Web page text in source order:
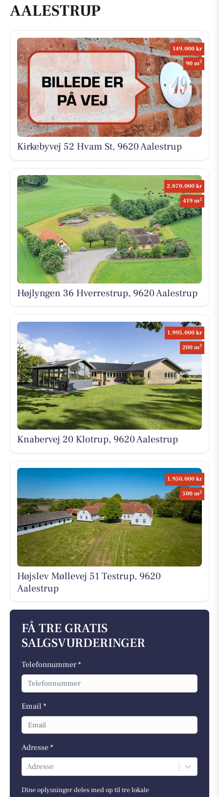
AALESTRUP
149.000 kr
90 m2
Kirkebyvej 52 Hvam St, 9620 Aalestrup
2.870.000 kr
419 m2
Højlyngen 36 Hverrestrup, 9620 Aalestrup
1.995.000 kr
200 m2
Knabervej 20 Klotrup, 9620 Aalestrup
1.950.000 kr
500 m2
Højslev Møllevej 51 Testrup, 9620
Aalestrup
FÅ TRE GRATIS
SALGSVURDERINGER
Telefonnummer *
Email *
Adresse *
Adresse
Dine oplysninger deles med op til tre lokale